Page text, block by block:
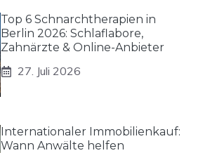
Top 6 Schnarchtherapien in
Berlin 2026: Schlaflabore,
Zahnärzte & Online-Anbieter
27. Juli 2026
Internationaler Immobilienkauf:
Wann Anwälte helfen